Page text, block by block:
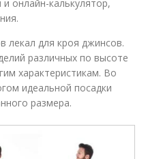
онлайн-калькулятор,
лекал для кроя джинсов.
различных по высоте
характеристикам. Во
идеальной посадки
размера.